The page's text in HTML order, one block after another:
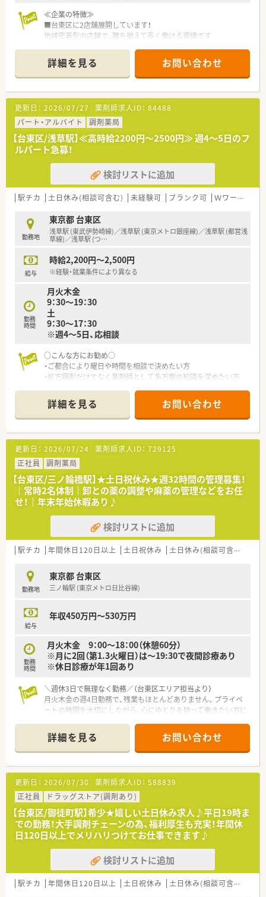
≪企業の特徴≫
■台東区に2店舗展開しています！
地域密着型の店舗で、腰を据えて長く働ける環境です
す
■近隣での展開でサポート体制も整っています
≪こんな薬局です≫
■赤い看板が目印の、活発で元気な印象のある薬局です
■最寄り駅より徒歩5分！通勤も便利です♪
■内科・小児科・皮膚科を応需しており、処方箋枚数は60～80枚/
日程です！
≪こんな方にオススメ≫
■週2日程度で勤務したい方
■土日祝休みを希望されている方
■パートでも裁量を持って働きたい方
詳細を見る お問い合わせ
更新日： 2026/07/27 薬剤師求人ID： 84488
パート・アルバイト
調剤薬局
【台東区/浅草駅】≪高時給2200円～2500円≫ 週4～5日のフ
ルパート急募！
検討リストに追加
駅チカ 土日休み(相談可含む) 未経験可 ブランク可 Ｗワーク可
勤務地
東京都 台東区
浅草駅 (東武伊勢崎線)／浅草駅 (東京メトロ銀座線)／浅草駅 (都営浅
草線)／浅草駅 (つ…
給与
時給2,200円～2,500円
※経験・就業条件により異なる
勤務
時間
月火木金
9：30～19：30
土
9：30～17：30
※週4～5日、応相談
○こんな方にお勧め○
・ご都合により曜日や時間を相談で決めたい方
・処方調剤だけでなく薬剤師として多方面の知識を深めたい方
詳細を見る お問い合わせ
更新日： 2026/07/24 薬剤師求人ID： 729125
正社員
調剤薬局
【台東区/三ノ輪橋駅】★土日祝休み★週32時間の管理募集！
｜常時2名体制｜卸との薬の調整や麻薬の管理などをお任
せ！｜年末年始休暇あり♪
検討リストに追加
駅チカ 年間休日120日以上 土日祝休み 土日休み(相談可含む)
勤務地
東京都 台東区
三ノ輪駅 (東京メトロ日比谷線)
給与
年収450万円～530万円
勤務
時間
月火木金 9：00～18：00（休憩60分）
※月に2回（第1.3火曜日）は～19:30で夜間診療あり
※休日診療が年1回あり
＼週休3日で無理なく勤務／（台東区エリア担当より）
月火木金の週4日勤務で、残業もほとんどありません。プライベ
ートの時間を大切にしながら、心にゆとりを持って働きたい方に
＊------------------------------------------＊
【店舗情報と応需状況について】
■東京メトロ日比谷線の三ノ輪駅から徒歩10分の場所に位置し
ており、通勤のしやすさが魅力的な調剤薬局です。
■主な応需科目は内科や整形外科、皮膚科など多岐にわたり、地
域に根差した医療サービスを提供しております。
■処方箋の受付枚数は1日平均20枚から30枚程度となっており、
落ち着いた環境で丁寧な対応ができる状況です。
【求人情報について】
■週32時間勤務の正社員雇用となっており、無理のないスケジュ
ールで長く活躍していただける雇用形態です。
■想定される年収は450万円から550万円の範囲内となり、ご経
験やスキルを考慮した上で決定されます。
詳細を見る お問い合わせ
更新日： 2026/07/30 薬剤師求人ID： 588839
正社員
ドラッグストア(調剤あり)
【台東区/御徒町駅】希少★嬉しい土日休み求人♪平日19時ま
での勤務！大手調剤チェーンの為、福利厚生も充実！年間休
日120日以上でメリハリつけてお仕事できます♪
検討リストに追加
駅チカ 年間休日120日以上 土日祝休み 土日休み(相談可含む)